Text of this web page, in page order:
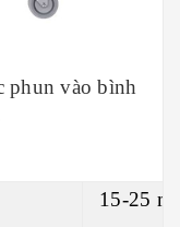
phun vào bình
15-25